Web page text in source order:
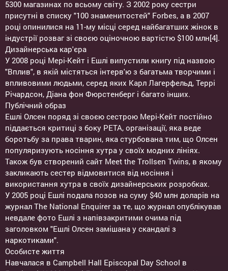
5300 магазинах по всьому світу. З 2002 року сестри
присутні в списку "100 знаменитостей" Forbes, а в 2007
році опинилися на 11-му місці серед найбагатших жінок в
індустрії розваг зі своєю оціночною вартістю $100 млн[4].
Дизайнерська кар'єра
У 2008 році Мері-Кейт і Ешлі випустили книгу під назвою
"Вплив", в якій містяться інтерв'ю з багатьма творчими і
впливовими людьми, серед яких Карл Лагерфельд, Террі
Річардсон, Діана фон Фюрстенберг і багато інших.
Публічний образ
Ешлі Олсен поряд зі своєю сестрою Мері-Кейт постійно
піддається критиці з боку PETA, організації, яка веде
боротьбу за права тварин, яка стурбована тим, що Олсен
популяризують носіння хутра у своїх модних лініях.
Також був створений сайт Meet the Trollsen Twins, в якому
закликають сестер відмовитися від носіння і
використання хутра в своїх дизайнерських розробках.
У 2005 році Ешлі подала позов на суму $40 млн доларів на
журнал The National Enquirer за те, що журнал опублікував
невдале фото Ешлі з напівзакритими очима під
заголовком "Ешлі Олсен замішана у скандалі з
наркотиками".
Особисте життя
Навчалася в Campbell Hall Episcopal Day School в